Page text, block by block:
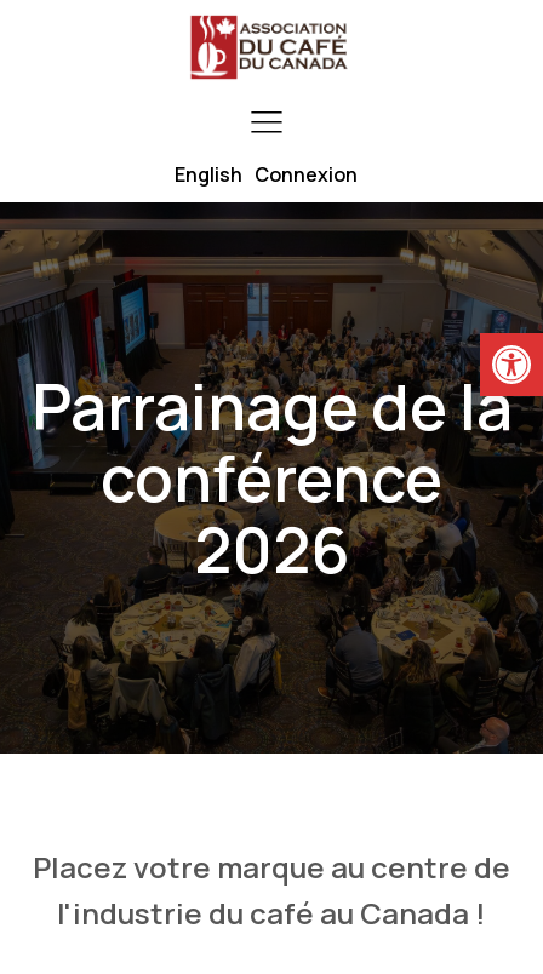
Ouvrir
English Connexion
Parrainage de la
conférence
2026
Placez votre marque au centre de
l'industrie du café au Canada !